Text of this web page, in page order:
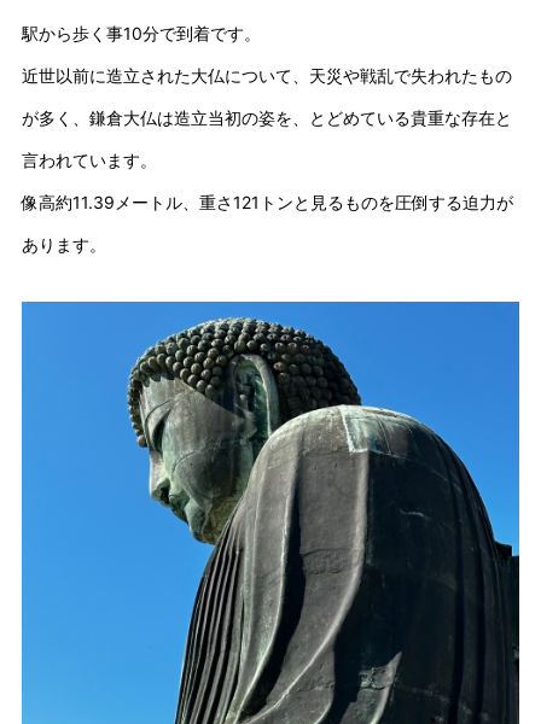
駅から歩く事10分で到着です。
近世以前に造立された大仏について、天災や戦乱で失われたもの
が多く、鎌倉大仏は造立当初の姿を、とどめている貴重な存在と
言われています。
像高約11.39メートル、重さ121トンと見るものを圧倒する迫力が
あります。